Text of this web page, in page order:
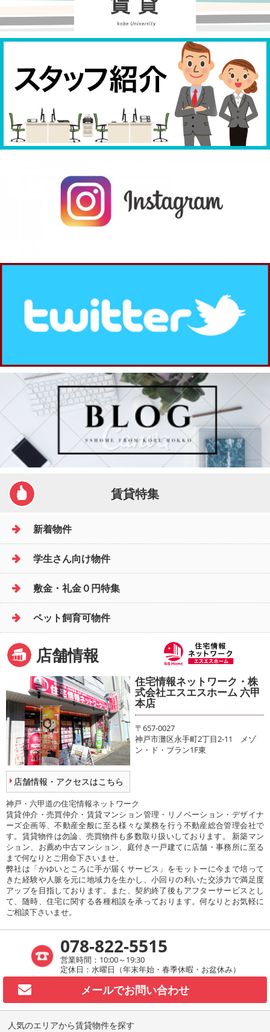
賃貸特集
新着物件
学生さん向け物件
敷金・礼金０円特集
ペット飼育可物件
店舗情報
店舗情報・アクセスはこちら
住宅情報ネットワーク・株
式会社エスエスホーム 六甲
本店
〒657-0027
神戸市灘区永手町2丁目2-11 メゾ
ン・ド・ブラン1F東
神戸・六甲道の住宅情報ネットワーク
賃貸仲介・売買仲介・賃貸マンション管理・リノベーション・デザイナ
ーズ企画等、不動産全般に至る様々な業務を行う不動産総合管理会社で
す。賃貸物件は勿論、売買物件も多数取り扱いしております。 新築マン
ション、お薦め中古マンション、庭付き一戸建てに店舗・事務所に至る
まで何なりとご用命下さいませ。
弊社は「かゆいところに手が届くサービス」をモットーに今まで培って
きた経験や人脈を元に地域力を生かし、小回りの利いた交渉力で満足度
アップを目指しております。また、契約終了後もアフターサービスとし
て、随時、住宅に関する各種相談を承っております。何なりとお気軽に
ご相談下さいませ。
078-822-5515
営業時間：10:00～19:30
定休日：水曜日（年末年始・春季休暇・お盆休み）
メールでお問い合わせ
人気のエリアから賃貸物件を探す